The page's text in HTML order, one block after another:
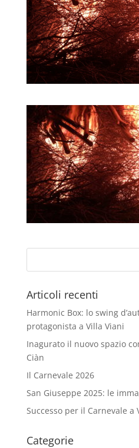
Articoli recenti
Harmonic Box: lo swing
protagonista a Villa Viani
Inagurato il nuovo spazio
Ciàn
Il Carnevale 2026
San Giuseppe 2025: le
Successo per il Carnevale a
Categorie